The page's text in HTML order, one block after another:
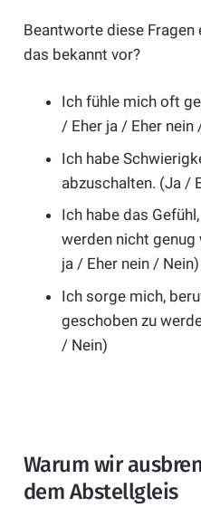
Beantworte diese
das bekannt vor?
Ich fühle mich oft
/ Eher ja / Eher nein
Ich habe
abzuschalten. (Ja /
Ich habe das
werden nicht
ja / Eher nein / Nein)
Ich sorge mich,
geschoben zu
/ Nein)
Warum wir
dem Abstellgleis